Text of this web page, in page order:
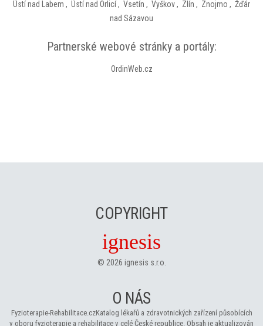
Ústí nad Labem , Ústí nad Orlicí, Vsetín , Vyškov, Zlín , Znojmo , Žďár
nad Sázavou
Partnerské webové stránky a portály:
OrdinWeb.cz
COPYRIGHT
ignesis
© 2026 ignesis s.r.o.
O NÁS
Fyzioterapie-Rehabilitace.czKatalog lékařů a zdravotnických zařízení působících
v oboru fyzioterapie a rehabilitace v celé České republice. Obsah je aktualizován